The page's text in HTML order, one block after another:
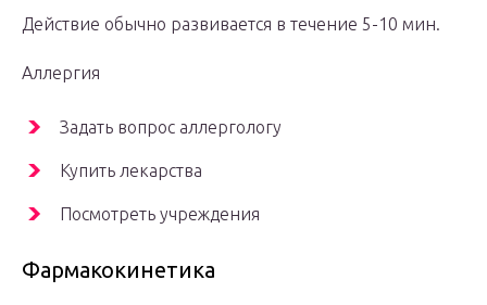
Действие обычно развивается в течение 5-10 мин.
Аллергия
Задать вопрос аллергологу
Купить лекарства
Посмотреть учреждения
Фармакокинетика